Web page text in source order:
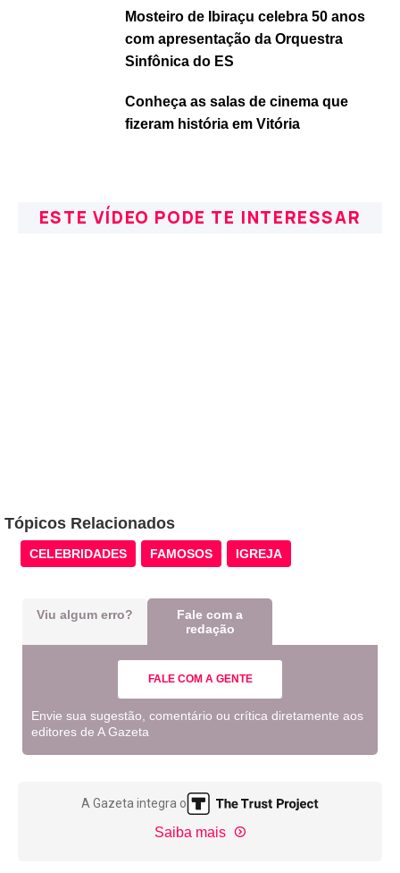
Mosteiro de Ibiraçu celebra 50 anos
com apresentação da Orquestra
Sinfônica do ES
Conheça as salas de cinema que
fizeram história em Vitória
ESTE VÍDEO PODE TE INTERESSAR
Tópicos Relacionados
CELEBRIDADES FAMOSOS IGREJA
Viu algum erro?
Fale com a
redação
FALE COM A GENTE
Envie sua sugestão, comentário ou crítica diretamente aos
editores de A Gazeta
A Gazeta integra o
Saiba mais